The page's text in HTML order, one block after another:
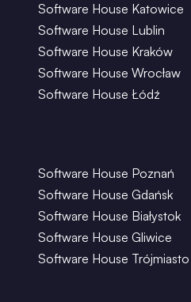
Software House Katowice
Software House Lublin
Software House Kraków
Software House Wrocław
Software House Łódź
Software House Poznań
Software House Gdańsk
Software House Białystok
Software House Gliwice
Software House Trójmiasto